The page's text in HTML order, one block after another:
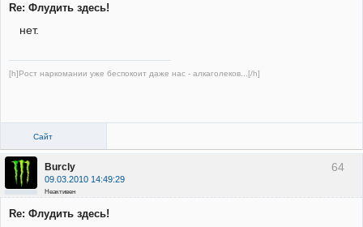
Re: Флудить здесь!
нет.
[h]Рост наркомании уже беспокоит даже нас - алкаголеков...[/h]
Сайт
64
Burcly
09.03.2010 14:49:29
Неактивен
Re: Флудить здесь!